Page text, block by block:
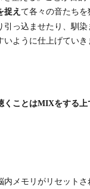
捉え て各々の音たち
引っ込ませたり、馴染
ように仕上げていき
くことはMIXをする上
内メモリがリセット